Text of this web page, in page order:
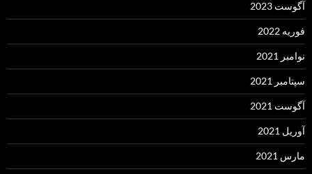
آگوست 2023
فوریه 2022
نوامبر 2021
سپتامبر 2021
آگوست 2021
آوریل 2021
مارس 2021